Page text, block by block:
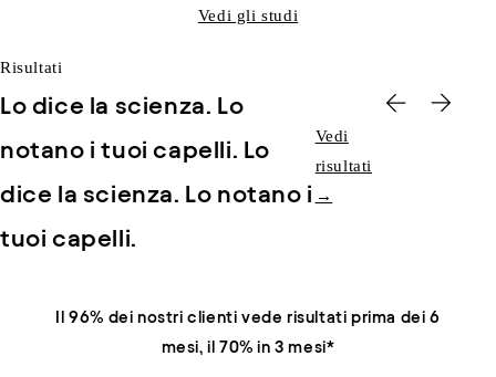
Vedi gli studi
Risultati
Lo dice la scienza. Lo
notano i tuoi capelli. Lo
dice la scienza. Lo notano i
tuoi capelli.
Vedi
risultati
→
Il 96% dei nostri clienti vede risultati prima dei 6
mesi, il 70% in 3 mesi*